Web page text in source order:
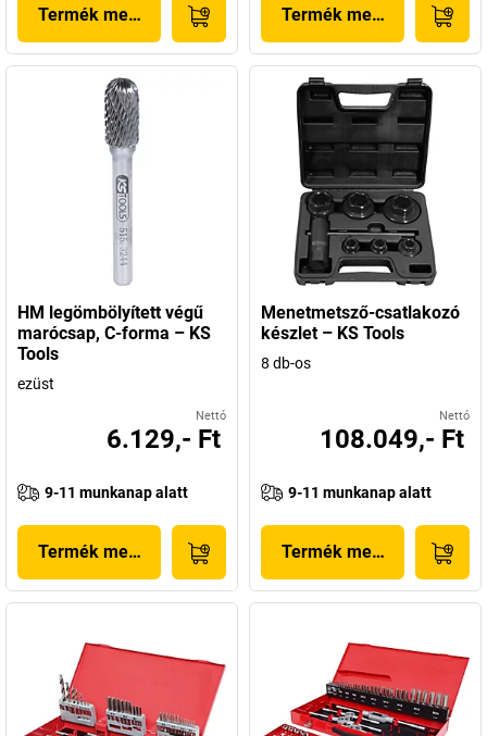
Termék megjelenítése Termék megjelenítése
HM legömbölyített végű
marócsap, C-forma – KS
Tools
ezüst
Nettó
6.129,- Ft
9-11 munkanap alatt
Termék megjelenítése
Menetmetsző-csatlakozó
készlet – KS Tools
8 db-os
Nettó
108.049,- Ft
9-11 munkanap alatt
Termék megjelenítése